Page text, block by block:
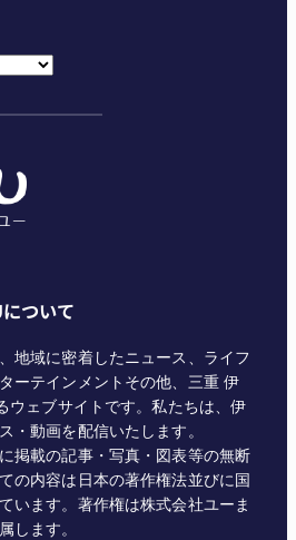
ついて
地域に密着したニュース、ライフ
ーテインメントその他、三重 伊
ウェブサイトです。私たちは、伊
・動画を配信いたします。
掲載の記事・写真・図表等の無断
の内容は日本の著作権法並びに国
います。著作権は株式会社ユーま
します。